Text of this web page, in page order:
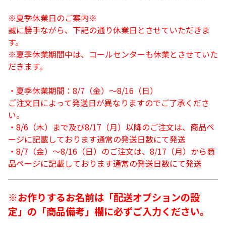
※夏季休業日のご案内※
誠に勝手ながら、下記の通り休業日とさせていただきま
す。
※夏季休業期間中は、コールセンターも休業とさせていた
だきます。
・夏季休業期間：8/7（金）～8/16（日）
ご注文日によって発送日が異なりますのでご了承くださ
い。
・8/6（木）まで及び8/17（月）以降のご注文は、商品ペ
ージに記載しております通常の発送日数にて発送
・8/7（金）～8/16（日）のご注文は、8/17（月）から商
品ページに記載しております通常の発送日数にて発送
※お作りするお名前は「配送オプションの設
定」の「商品備考」欄に必ずご入力ください。